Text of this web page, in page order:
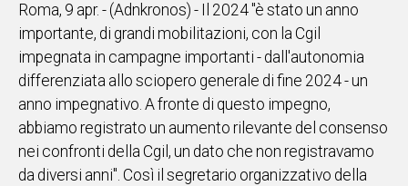
ALTRE
NOTIZIE
POLITICA
IN
ITALIA
NEL
MONDO
Roma, 9 apr. - (Adnkronos) - Il 2024 "è stato un anno
importante, di grandi mobilitazioni, con la Cgil
impegnata in campagne importanti - dall'autonomia
differenziata allo sciopero generale di fine 2024 - un
anno impegnativo. A fronte di questo impegno,
abbiamo registrato un aumento rilevante del consenso
nei confronti della Cgil, un dato che non registravamo
da diversi anni". Così il segretario organizzativo della